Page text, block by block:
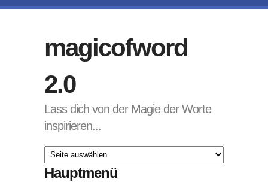
magicofword
2.0
Lass dich von der Magie der Worte
inspirieren...
Hauptmenü